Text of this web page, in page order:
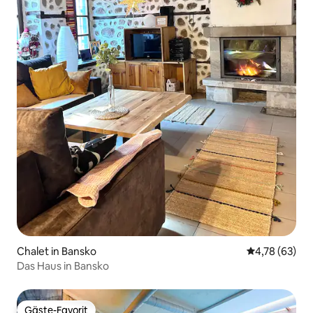
Chalet in Bansko
4,78 (63)
Das Haus in Bansko
Gäste-Favorit